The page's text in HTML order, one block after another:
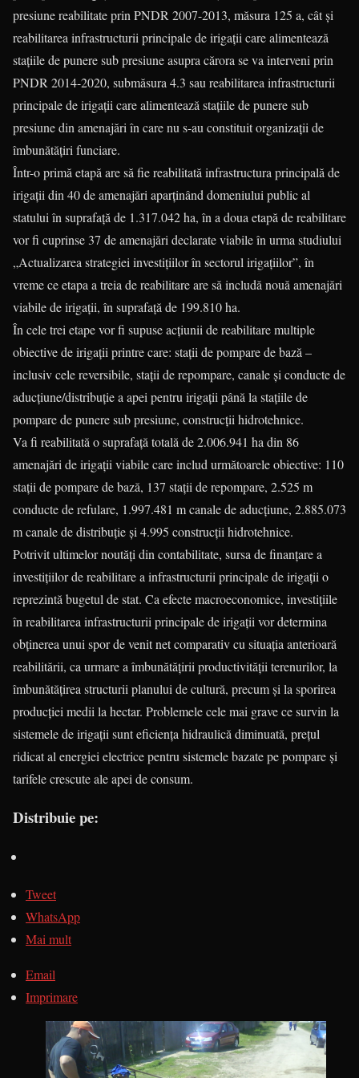
presiune reabilitate prin PNDR 2007-2013, măsura 125 a, cât și
reabilitarea infrastructurii principale de irigaţii care alimentează
staţiile de punere sub presiune asupra cărora se va interveni prin
PNDR 2014-2020, submăsura 4.3 sau reabilitarea infrastructurii
principale de irigaţii care alimentează staţiile de punere sub
presiune din amenajări în care nu s-au constituit organizaţii de
îmbunătăţiri funciare.
Într-o primă etapă are să fie reabilitată infrastructura principală de
irigaţii din 40 de amenajări aparţinând domeniului public al
statului în suprafaţă de 1.317.042 ha, în a doua etapă de reabilitare
vor fi cuprinse 37 de amenajări declarate viabile în urma studiului
„Actualizarea strategiei investiţiilor în sectorul irigaţiilor”, în
vreme ce etapa a treia de reabilitare are să includă nouă amenajări
viabile de irigaţii, în suprafaţă de 199.810 ha.
În cele trei etape vor fi supuse acţiunii de reabilitare multiple
obiective de irigații printre care: staţii de pompare de bază –
inclusiv cele reversibile, staţii de repompare, canale şi conducte de
aducţiune/distribuţie a apei pentru irigaţii până la staţiile de
pompare de punere sub presiune, construcţii hidrotehnice.
Va fi reabilitată o suprafaţă totală de 2.006.941 ha din 86
amenajări de irigaţii viabile care includ următoarele obiective: 110
staţii de pompare de bază, 137 staţii de repompare, 2.525 m
conducte de refulare, 1.997.481 m canale de aducţiune, 2.885.073
m canale de distribuţie şi 4.995 construcţii hidrotehnice.
Potrivit ultimelor noutăți din contabilitate, sursa de finanţare a
investiţiilor de reabilitare a infrastructurii principale de irigaţii o
reprezintă bugetul de stat. Ca efecte macroeconomice, investiţiile
în reabilitarea infrastructurii principale de irigaţii vor determina
obţinerea unui spor de venit net comparativ cu situaţia anterioară
reabilitării, ca urmare a îmbunătăţirii productivităţii terenurilor, la
îmbunătăţirea structurii planului de cultură, precum și la sporirea
producţiei medii la hectar. Problemele cele mai grave ce survin la
sistemele de irigaţii sunt eficienţa hidraulică diminuată, prețul
ridicat al energiei electrice pentru sistemele bazate pe pompare și
tarifele crescute ale apei de consum.
Distribuie pe:
Tweet
WhatsApp
Mai mult
Email
Imprimare